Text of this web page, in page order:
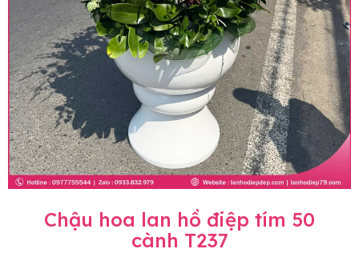
Chậu hoa lan hồ điệp tím 50
cành T237